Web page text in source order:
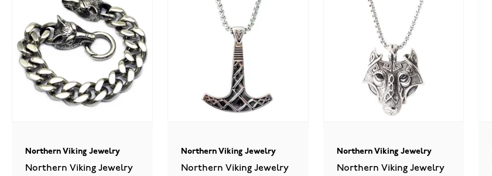
Northern Viking Jewelry
Northern Viking Jewelry
Northern Viking Jewelry
Northern Viking Jewelry
Northern Viking Jewelry
Northern Viking Jewelry